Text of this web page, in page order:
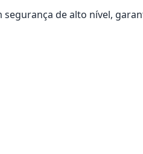
de alto nível,